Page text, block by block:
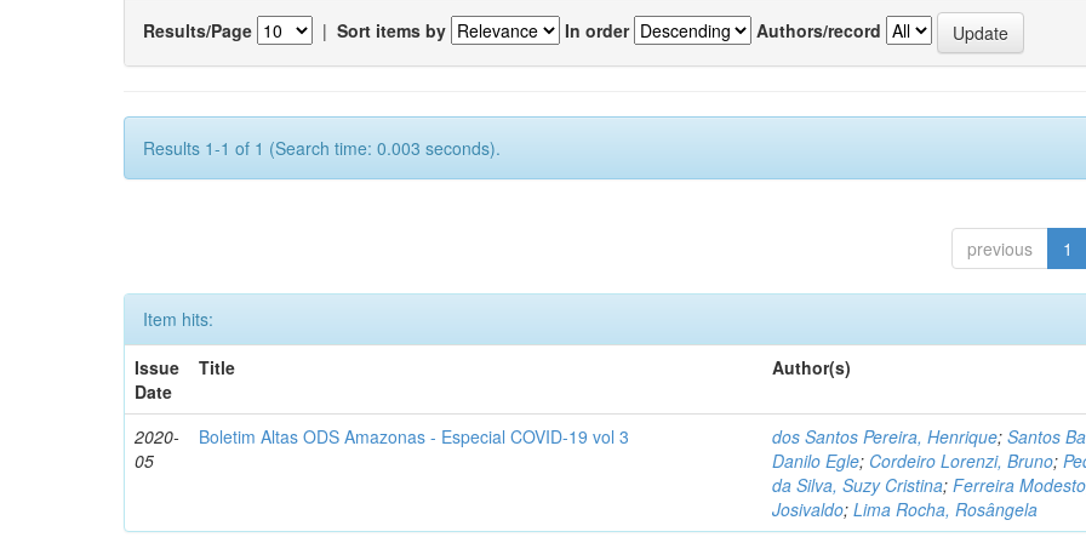
Results/Page | Sort items by In order Authors/record
Results 1-1 of 1 (Search time: 0.003 seconds).
previous 1
Item hits:
Issue
Date
Title Author(s)
2020-
05
Boletim Altas ODS Amazonas - Especial COVID-19 vol 3 dos Santos Pereira, Henrique;Santos
Danilo Egle; Cordeiro Lorenzi, Bruno;
da Silva, Suzy Cristina;Ferreira
Josivaldo;Lima Rocha, Rosângela